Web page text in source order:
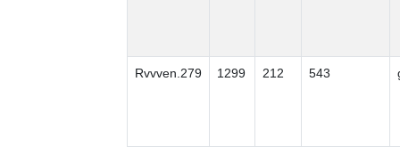
Rvvven.279 1299 212 543